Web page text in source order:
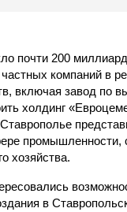
почти 200
компаний в
включая завод по
холдинг
промышленности,
хозяйства.
в